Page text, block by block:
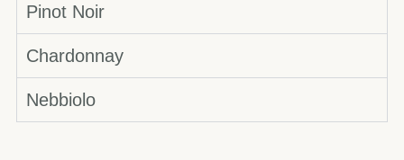
Pinot Noir
Chardonnay
Nebbiolo